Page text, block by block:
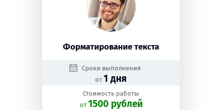
Форматирование текста
Сроки выполнения
от 1 дня
Стоимость работы
oт 1500 рублей